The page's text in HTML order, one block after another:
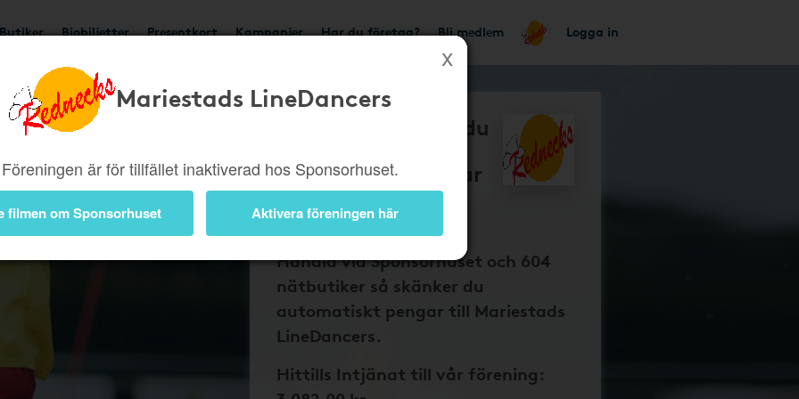
Butiker Biobiljetter Presentkort Kampanjer Har du företag? Bli medlem Logga in
Mariestads LineDancers
Föreningen är för tillfället inaktiverad hos Sponsorhuset.
filmen om Sponsorhuset Aktivera föreningen här
Bli medlem så får du
LineDancers pengar
tillbaka på dina
nätköp
Handla via Sponsorhuset och 604
nätbutiker så skänker du
automatiskt pengar till Mariestads
LineDancers.
Hittills Intjänat till vår förening: